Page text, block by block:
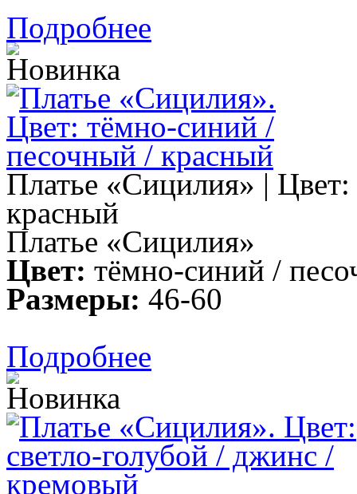
Подробнее
Платье «Сицилия» |
красный
Платье «Сицилия»
Цвет: тёмно-синий /
Размеры: 46-60
Подробнее